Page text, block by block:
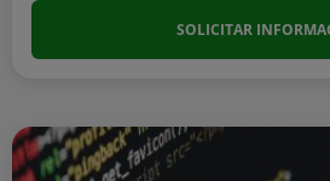
SOLICITAR